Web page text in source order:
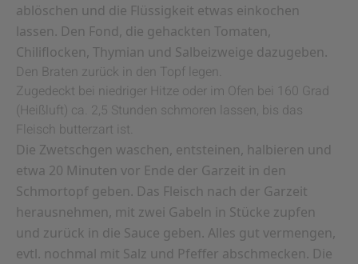
ablöschen und die Flüssigkeit etwas einkochen
lassen. Den Fond, die gehackten Tomaten,
Chiliflocken, Thymian und Salbeizweige dazugeben.
Den Braten zurück in den Topf legen.
Zugedeckt bei niedriger Hitze oder im Ofen bei 160 Grad
(Heißluft) ca. 2,5 Stunden schmoren lassen, bis das
Fleisch butterzart ist.
Die Zwetschgen waschen, entsteinen, halbieren und
etwa 20 Minuten vor Ende der Garzeit in den
Schmortopf geben. Das Fleisch nach der Garzeit
herausnehmen, mit zwei Gabeln in Stücke zupfen
und zurück in die Sauce geben. Alles gut vermengen,
evtl. nochmal mit Salz und Pfeffer abschmecken. Die